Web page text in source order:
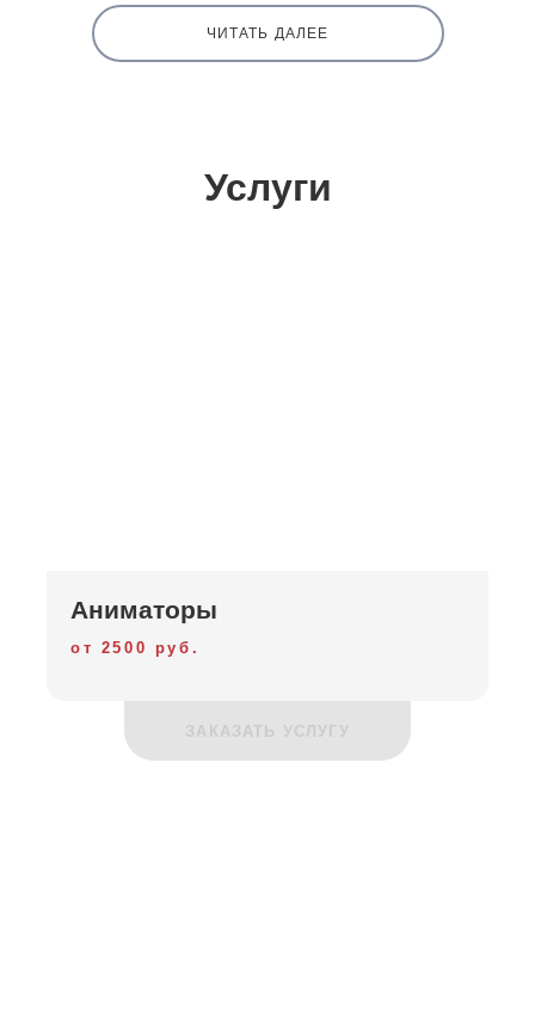
ЧИТАТЬ ДАЛЕЕ
Услуги
Аниматоры
от 2500 руб.
ЗАКАЗАТЬ УСЛУГУ